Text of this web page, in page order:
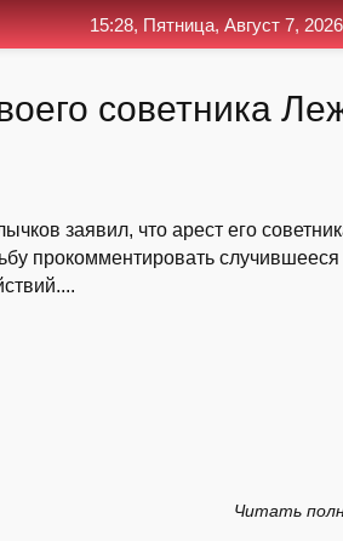
советника
заявил, что арест его
прокомментировать случившееся
Читать
15:28, Пятница, Август 7, 2026